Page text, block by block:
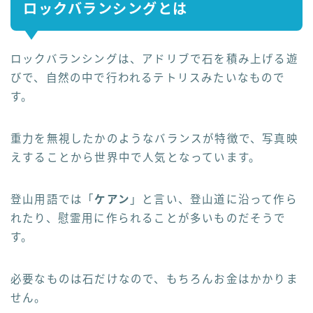
ロックバランシングとは
ロックバランシングは、アドリブで石を積み上げる遊
びで、自然の中で行われるテトリスみたいなもので
す。
重力を無視したかのようなバランスが特徴で、写真映
えすることから世界中で人気となっています。
登山用語では「 ケアン 」と言い、登山道に沿って作ら
れたり、慰霊用に作られることが多いものだそうで
す。
必要なものは石だけなので、もちろんお金はかかりま
せん。